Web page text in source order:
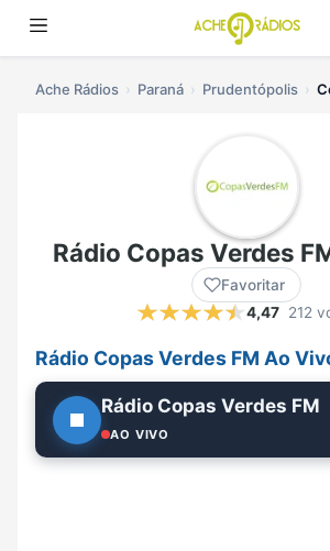
Ache Rádios Paraná Prudentópolis
Rádio Copas Verdes
Favoritar
4,47 212
Rádio Copas Verdes FM Ao
Rádio Copas Verdes FM
AO VIVO